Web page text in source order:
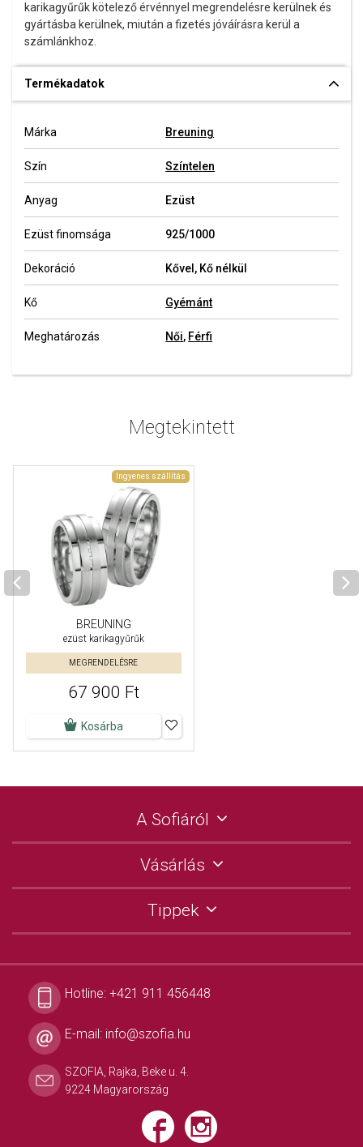
karikagyűrűk kötelező érvénnyel megrendelésre kerülnek és
gyártásba kerülnek, miután a fizetés jóváírásra kerül a
számlánkhoz.
Termékadatok
Márka Breuning
Szín Színtelen
Anyag Ezüst
Ezüst finomsága 925/1000
Dekoráció Kővel, Kő nélkül
Kő Gyémánt
Meghatározás Női, Férfi
Megtekintett
Ingyenes szállítás
BREUNING
ezüst karikagyűrűk
MEGRENDELÉSRE
67 900 Ft
Kosárba
A Sofiáról
Vásárlás
Tippek
Hotline: +421 911 456448
E-mail: info@szofia.hu
SZOFIA, Rajka, Beke u. 4.
9224 Magyarország